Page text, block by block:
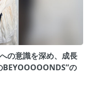
の意識を深め、成長
の